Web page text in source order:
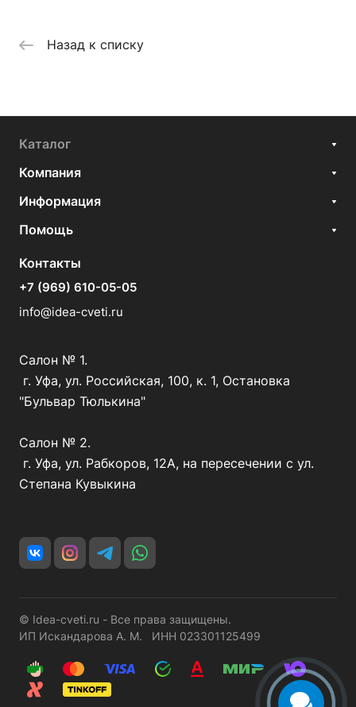
Назад к списку
Каталог
Компания
Информация
Помощь
Контакты
+7 (969) 610-05-05
info@idea-cveti.ru
Салон № 1.
г. Уфа, ул. Российская, 100, к. 1, Остановка
"Бульвар Тюлькина"
Салон № 2.
г. Уфа, ул. Рабкоров, 12А, на пересечении с ул.
Степана Кувыкина
© Idea-cveti.ru - Все права защищены.
ИП Искандарова А. М. ИНН 023301125499